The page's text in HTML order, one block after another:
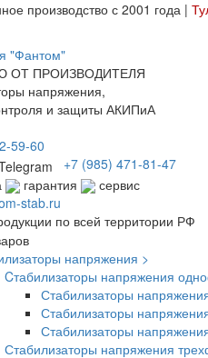
производство с 2001 года |
ОТ ПРОИЗВОДИТЕЛЯ
напряжения,
и защиты АКИПиА
59-60
+7 (985) 471-81-47
гарантия
сервис
stab.ru
по всей территории РФ
напряжения >
Cтабилизаторы напряжения
Стабилизаторы
Стабилизаторы
Стабилизаторы
Стабилизаторы напряжения